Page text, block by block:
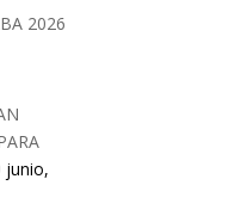
2026
junio,